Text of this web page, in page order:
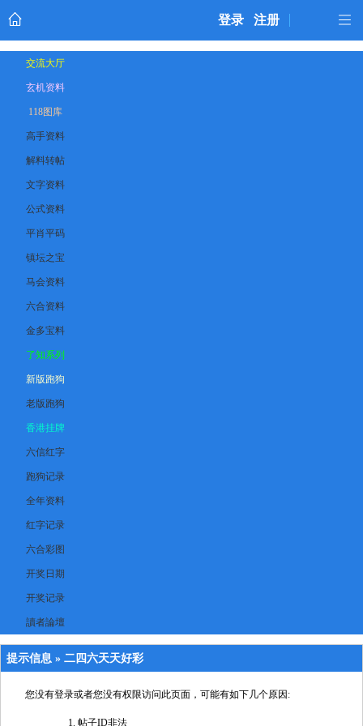
登录 注册
交流大厅
玄机资料
118图库
高手资料
解料转帖
文字资料
公式资料
平肖平码
镇坛之宝
马会资料
六合资料
金多宝料
了知系列
新版跑狗
老版跑狗
香港挂牌
六信红字
跑狗记录
全年资料
红字记录
六合彩图
开奖日期
开奖记录
讀者論壇
提示信息 » 二四六天天好彩
您没有登录或者您没有权限访问此页面，可能有如下几个原因:
帖子ID非法